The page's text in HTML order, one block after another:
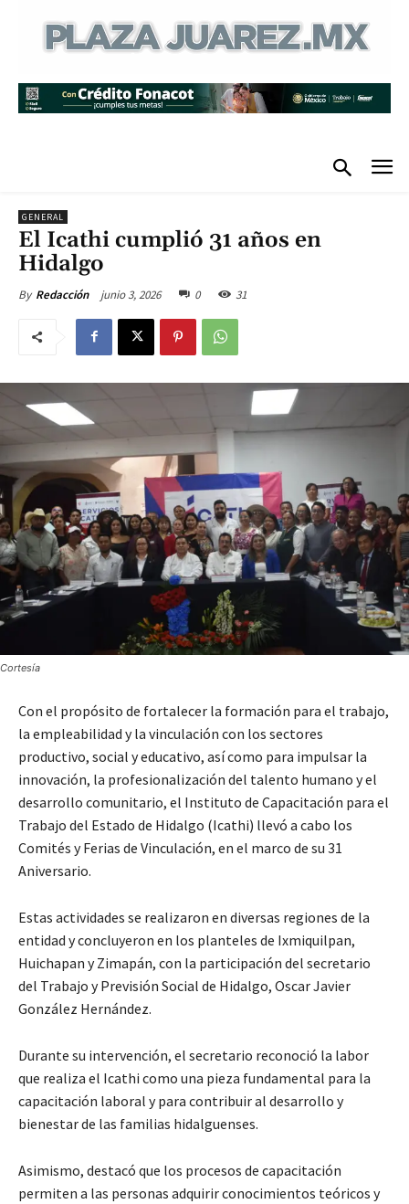
GENERAL
El Icathi cumplió 31 años en
Hidalgo
By Redacción junio 3, 2026 0 31
Cortesía
Con el propósito de fortalecer la formación para el trabajo,
la empleabilidad y la vinculación con los sectores
productivo, social y educativo, así como para impulsar la
innovación, la profesionalización del talento humano y el
desarrollo comunitario, el Instituto de Capacitación para el
Trabajo del Estado de Hidalgo (Icathi) llevó a cabo los
Comités y Ferias de Vinculación, en el marco de su 31
Aniversario.
Estas actividades se realizaron en diversas regiones de la
entidad y concluyeron en los planteles de Ixmiquilpan,
Huichapan y Zimapán, con la participación del secretario
del Trabajo y Previsión Social de Hidalgo, Oscar Javier
González Hernández.
Durante su intervención, el secretario reconoció la labor
que realiza el Icathi como una pieza fundamental para la
capacitación laboral y para contribuir al desarrollo y
bienestar de las familias hidalguenses.
Asimismo, destacó que los procesos de capacitación
permiten a las personas adquirir conocimientos teóricos y